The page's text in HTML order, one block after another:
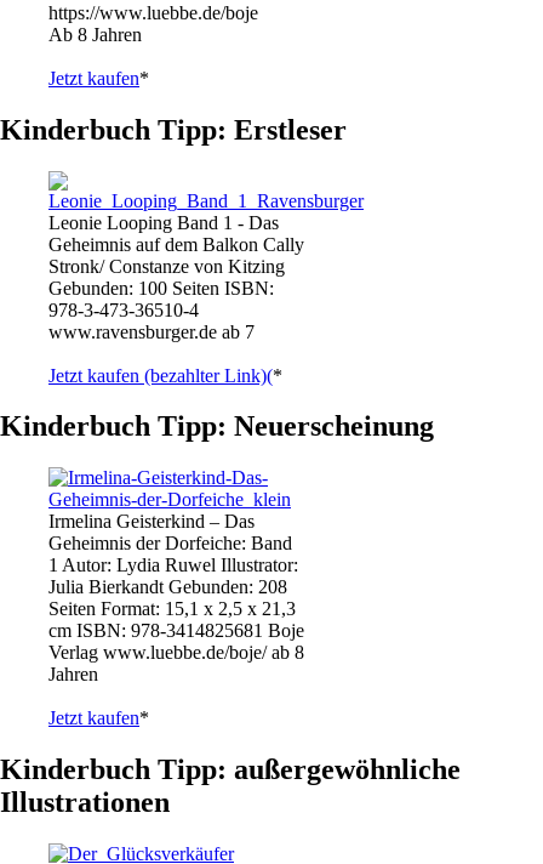
https://www.luebbe.de/boje
Ab 8 Jahren
Jetzt kaufen*
Kinderbuch Tipp: Erstleser
Leonie Looping Band 1 - Das
Geheimnis auf dem Balkon Cally
Stronk/ Constanze von Kitzing
Gebunden: 100 Seiten ISBN:
978-3-473-36510-4
www.ravensburger.de ab 7
Jetzt kaufen (bezahlter Link)(*
Kinderbuch Tipp: Neuerscheinung
Irmelina Geisterkind – Das
Geheimnis der Dorfeiche: Band
1 Autor: Lydia Ruwel Illustrator:
Julia Bierkandt Gebunden: 208
Seiten Format: 15,1 x 2,5 x 21,3
cm ISBN: 978-3414825681 Boje
Verlag www.luebbe.de/boje/ ab 8
Jahren
Jetzt kaufen*
Kinderbuch Tipp: außergewöhnliche
Illustrationen